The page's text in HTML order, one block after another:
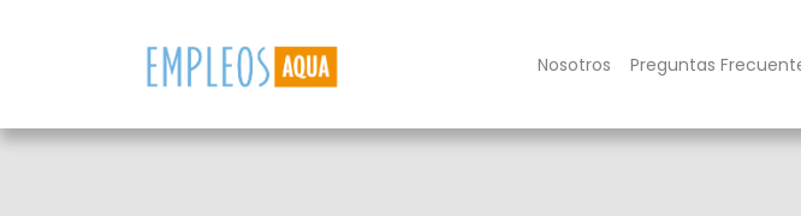
Nosotros Preguntas